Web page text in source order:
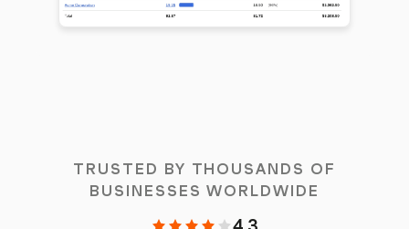
TRUSTED BY THOUSANDS OF
BUSINESSES WORLDWIDE